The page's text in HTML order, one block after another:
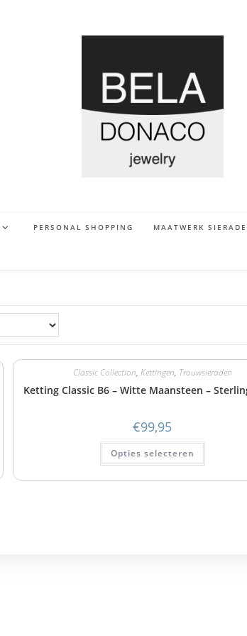
PERSONAL SHOPPING MAATWERK
Classic Collection, Kettingen, Trouwsieraden
Ketting Classic B6 – Witte Maansteen –
€99,95
Opties selecteren